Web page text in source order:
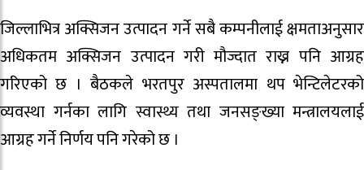
जिल्लाभित्र अक्सिजन उत्पादन गर्ने सबै कम्पनीलाई क्षमताअनुसार
अधिकतम अक्सिजन उत्पादन गरी मौज्दात राख्न पनि आग्रह
गरिएको छ । बैठकले भरतपुर अस्पतालमा थप भेन्टिलेटरको
व्यवस्था गर्नका लागि स्वास्थ्य तथा जनसङ्ख्या मन्त्रालयलाई
आग्रह गर्ने निर्णय पनि गरेको छ ।